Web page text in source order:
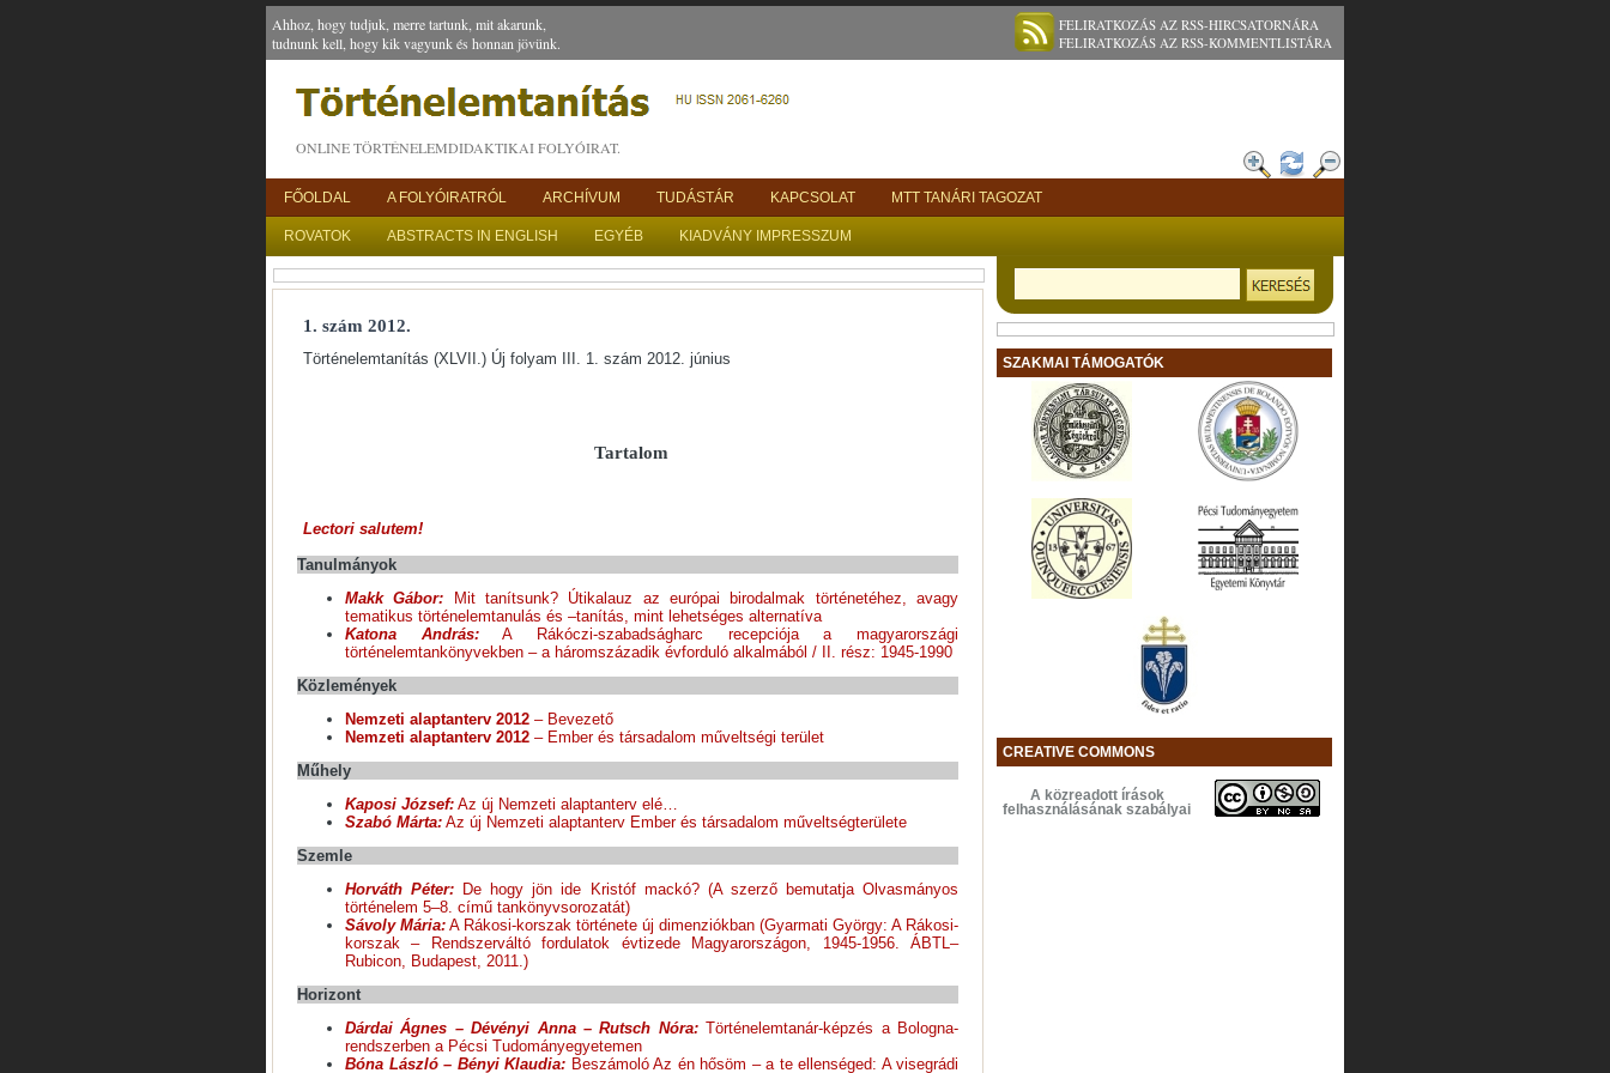
Ahhoz, hogy tudjuk, merre tartunk, mit akarunk,
tudnunk kell, hogy kik vagyunk és honnan jövünk.
FELIRATKOZÁS AZ RSS-HIRCSATORNÁRA
FELIRATKOZÁS AZ RSS-KOMMENTLISTÁRA
ONLINE TÖRTÉNELEMDIDAKTIKAI FOLYÓIRAT.
FŐOLDAL A FOLYÓIRATRÓL ARCHÍVUM TUDÁSTÁR KAPCSOLAT MTT TANÁRI TAGOZAT
ROVATOK ABSTRACTS IN ENGLISH EGYÉB KIADVÁNY IMPRESSZUM
1. szám 2012.
Történelemtanítás (XLVII.) Új folyam III. 1. szám 2012. június
Tartalom
Lectori salutem!
Tanulmányok
Makk Gábor: Mit tanítsunk? Útikalauz az európai birodalmak történetéhez, avagy
tematikus történelemtanulás és –tanítás, mint lehetséges alternatíva
Katona András:A Rákóczi-szabadságharc recepciója a magyarországi
történelemtankönyvekben – a háromszázadik évforduló alkalmából / II. rész: 1945-1990
Közlemények
Nemzeti alaptanterv 2012 – Bevezető
Nemzeti alaptanterv 2012 – Ember és társadalom műveltségi terület
Műhely
Kaposi József: Az új Nemzeti alaptanterv elé…
Szabó Márta: Az új Nemzeti alaptanterv Ember és társadalom műveltségterülete
Szemle
Horváth Péter: De hogy jön ide Kristóf mackó? (A szerző bemutatja Olvasmányos
történelem 5–8. című tankönyvsorozatát)
Sávoly Mária: A Rákosi-korszak története új dimenziókban (Gyarmati György: A Rákosi-
korszak – Rendszerváltó fordulatok évtizede Magyarországon, 1945-1956. ÁBTL–
Rubicon, Budapest, 2011.)
Horizont
Dárdai Ágnes – Dévényi Anna – Rutsch Nóra:Történelemtanár-képzés a Bologna-
rendszerben a Pécsi Tudományegyetemen
Bóna László – Bényi Klaudia: Beszámoló Az én hősöm – a te ellenséged: A visegrádi
SZAKMAI TÁMOGATÓK
CREATIVE COMMONS
A közreadott írások
felhasználásának szabályai